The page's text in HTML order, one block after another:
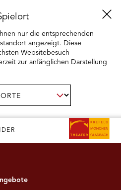
nur die entsprechenden
angezeigt. Diese
Websitebesuch
zur anfänglichen Darstellung